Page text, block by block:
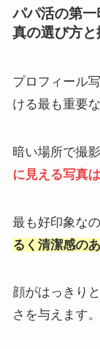
パパ活の第
真の選び方
プロフィール
ける最も重要
暗い場所で撮
に見える写真
最も好印象なの
るく清潔感の
顔がはっきり
さを与えます。